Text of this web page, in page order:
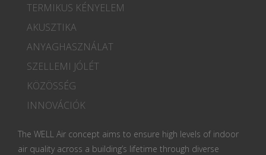
TERMIKUS KÉNYELEM
AKUSZTIKA
ANYAGHASZNÁLAT
SZELLEMI JÓLÉT
KÖZÖSSÉG
INNOVÁCIÓK
The WELL Air concept aims to ensure high levels of indoor
air quality across a building’s lifetime through diverse